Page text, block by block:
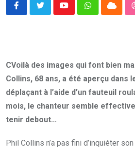
YoutubeWhatsappCloud
CVoilà des images qui font bien
Collins, 68 ans, a été aperçu dans
déplaçant à l’aide d’un fauteuil
mois, le chanteur semble
tenir debout…
Phil Collins n’a pas fini d’inquiéter